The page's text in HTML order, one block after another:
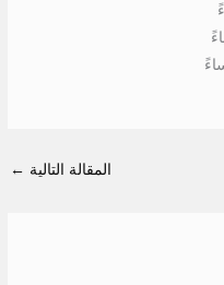
المقالة التالية ←